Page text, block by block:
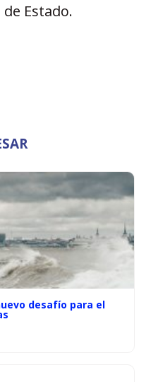
Estado.
desafío para el